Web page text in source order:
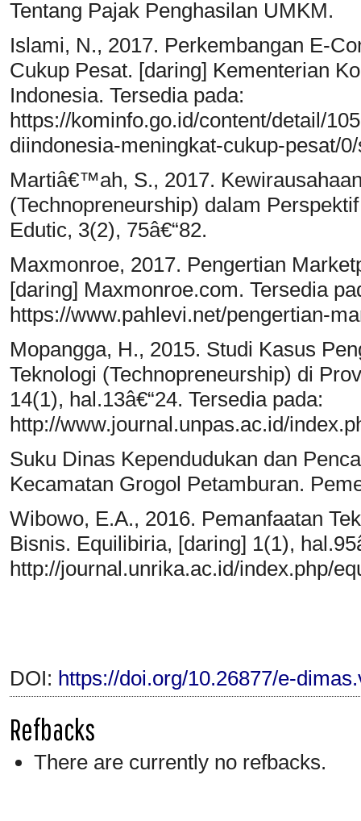
Tentang Pajak Penghasilan UMKM.
Islami, N., 2017. Perkembangan E-
Cukup Pesat. [daring] Kementerian
Indonesia. Tersedia pada:
https://kominfo.go.id/content/detail/
diindonesia-meningkat-cukup-pesat/
Martiâ€™ah, S., 2017.
(Technopreneurship) dalam
Edutic, 3(2), 75â€“82.
Maxmonroe, 2017. Pengertian
[daring] Maxmonroe.com. Tersedia
https://www.pahlevi.net/pengertian-
Mopangga, H., 2015. Studi Kasus
Teknologi (Technopreneurship) di
14(1), hal.13â€“24. Tersedia pada:
http://www.journal.unpas.ac.id/
Suku Dinas Kependudukan dan
Kecamatan Grogol Petamburan.
Wibowo, E.A., 2016. Pemanfaatan
Bisnis. Equilibiria, [daring] 1(1),
http://journal.unrika.ac.id/index.php/
DOI: https://doi.org/10.26877/e-
Refbacks
There are currently no refbacks.